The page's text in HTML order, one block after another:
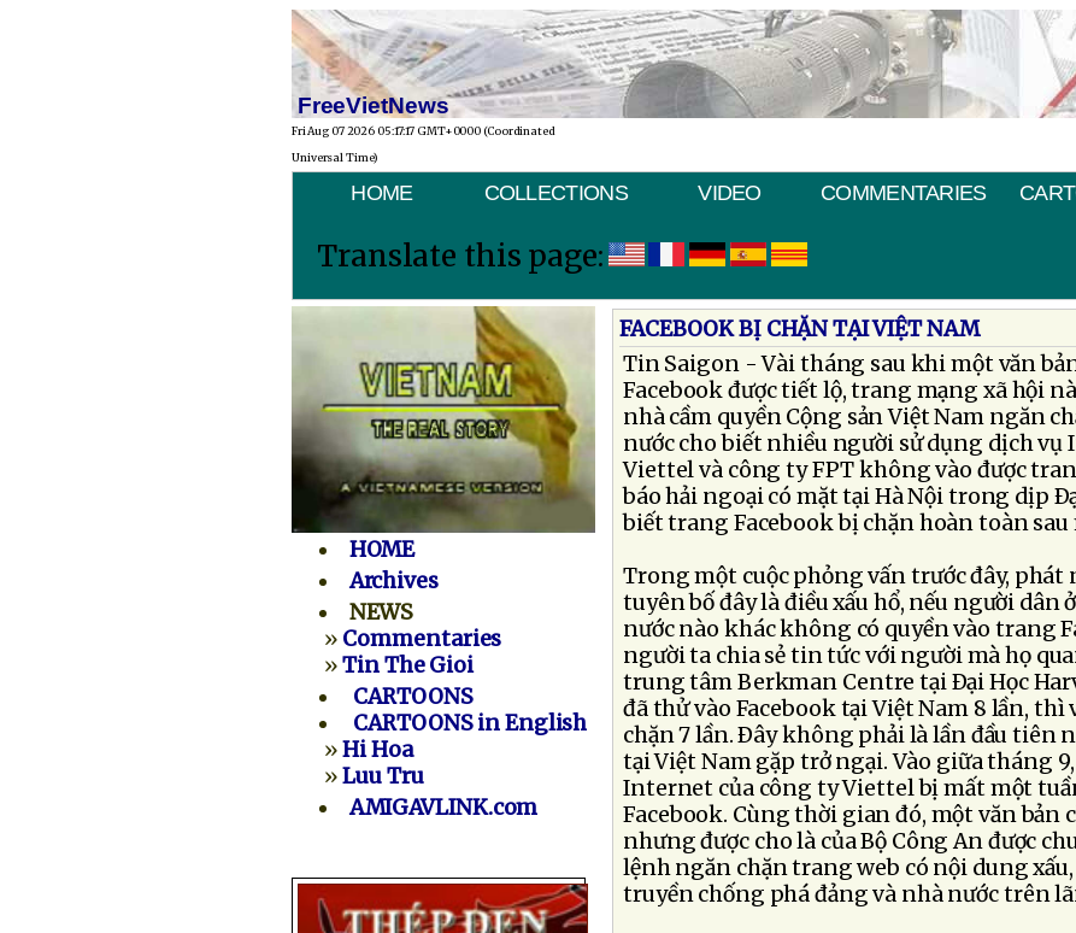
FreeVietNews
Fri Aug 07 2026 05:17:17 GMT+0000 (Coordinated
Universal Time)
HOME COLLECTIONS VIDEO COMMENTARIES
Translate this page:
HOME
Archives
NEWS
» Commentaries
»Tin The Gioi
CARTOONS
CARTOONS in English
»Hi Hoa
»Luu Tru
AMIGAVLINK.com
FACEBOOK BỊ CHẶN TẠI VIỆT NAM
Tin Saigon - Vài tháng sau khi một văn
Facebook được tiết lộ, trang mạng xã hội
nhà cầm quyền Cộng sản Việt Nam ngăn
nước cho biết nhiều người sử dụng dịch
Viettel và công ty FPT không vào được
báo hải ngoại có mặt tại Hà Nội trong dịp
biết trang Facebook bị chặn hoàn toàn
Trong một cuộc phỏng vấn trước đây, phát
tuyên bố đây là điều xấu hổ, nếu người dân
nước nào khác không có quyền vào trang
người ta chia sẻ tin tức với người mà họ
trung tâm Berkman Centre tại Ðại Học
đã thử vào Facebook tại Việt Nam 8 lần, thì
chặn 7 lần. Ðây không phải là lần đầu tiên
tại Việt Nam gặp trở ngại. Vào giữa tháng
Internet của công ty Viettel bị mất một
Facebook. Cùng thời gian đó, một văn bản
nhưng được cho là của Bộ Công An được
lệnh ngăn chặn trang web có nội dung
truyền chống phá đảng và nhà nước trên